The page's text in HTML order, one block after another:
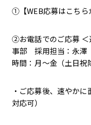
①【WEB応募はこちら
②お電話でのご応募
事部 採用担当：
時間：月～金（土日
・ご応募後、速やか
対応可）